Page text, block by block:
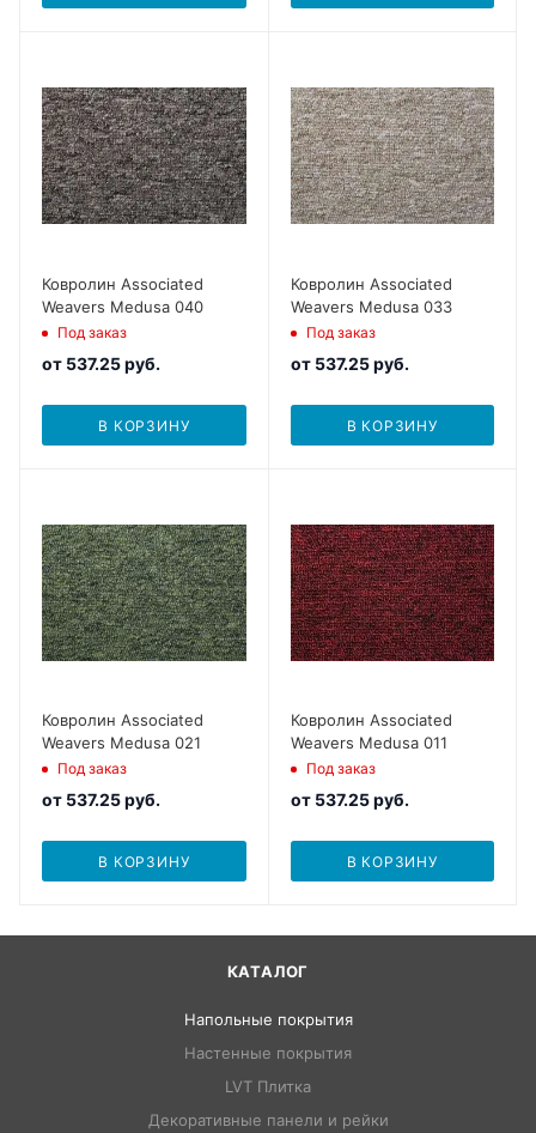
Ковролин Associated
Weavers Medusa 040
Под заказ
от 537.25 руб.
В КОРЗИНУ
Ковролин Associated
Weavers Medusa 033
Под заказ
от 537.25 руб.
В КОРЗИНУ
Ковролин Associated
Weavers Medusa 021
Под заказ
от 537.25 руб.
В КОРЗИНУ
Ковролин Associated
Weavers Medusa 011
Под заказ
от 537.25 руб.
В КОРЗИНУ
КАТАЛОГ
Напольные покрытия
Настенные покрытия
LVT Плитка
Декоративные панели и рейки